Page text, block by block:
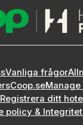
Vanliga frågor
Coop.seManage
Registrera ditt
policy &